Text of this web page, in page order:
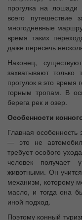
прогулка на
всего
многодневные
время таких
даже пересечь
Наконец,
захватывают
прогулок в это
горным тропам. В
берега рек и озер.
Особенности
Главная
— это не
требует особого
человек получает
животными. Он
механизм, которому
масло, и тогда она
иной подход.
Поэтому конный